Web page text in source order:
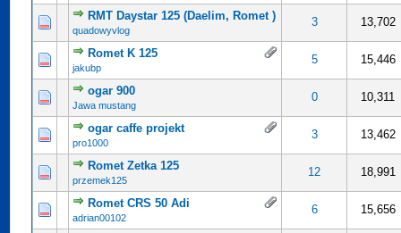
RMT Daystar 125 (Daelim, Romet )
quadowyvlog
3 13,702
5 gwiazdek
Romet K 125
jakubp
5 15,446
5 gwiazdek
ogar 900
Jawa mustang
0 10,311
5 gwiazdek
ogar caffe projekt
pro1000
3 13,462
5 gwiazdek
Romet Zetka 125
przemek125
12 18,991
5 gwiazdek
Romet CRS 50 Adi
adrian00102
6 15,656
5 gwiazdek